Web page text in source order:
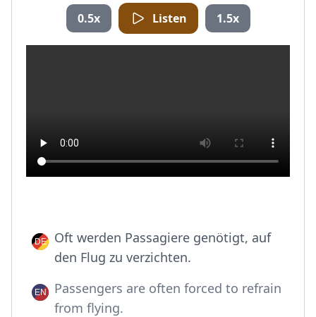
0.5x Listen 1.5x
Oft werden Passagiere genötigt, auf
den Flug zu verzichten.
Passengers are often forced to refrain
from flying.